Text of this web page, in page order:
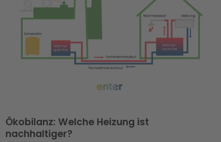
Ökobilanz: Welche Heizung ist
nachhaltiger?